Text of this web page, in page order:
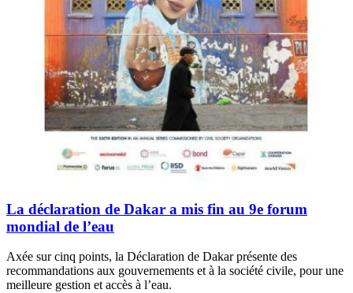
La déclaration de Dakar a mis fin au 9e forum
mondial de l’eau
Axée sur cinq points, la Déclaration de Dakar présente des
recommandations aux gouvernements et à la société civile, pour une
meilleure gestion et accès à l’eau.